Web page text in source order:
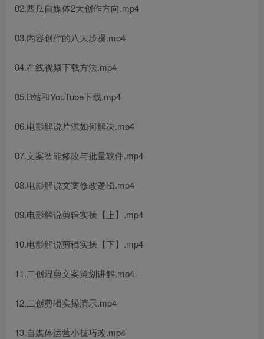
02.西瓜自媒体2大创作方向.mp4
03.内容创作的八大步骤.mp4
04.在线视频下载方法.mp4
05.B站和YouTube下载.mp4
06.电影解说片源如何解决.mp4
07.文案智能修改与批量软件.mp4
08.电影解说文案修改逻辑.mp4
09.电影解说剪辑实操【上】.mp4
10.电影解说剪辑实操【下】.mp4
11.二创混剪文案策划讲解.mp4
12.二创剪辑实操演示.mp4
13.自媒体运营小技巧改.mp4